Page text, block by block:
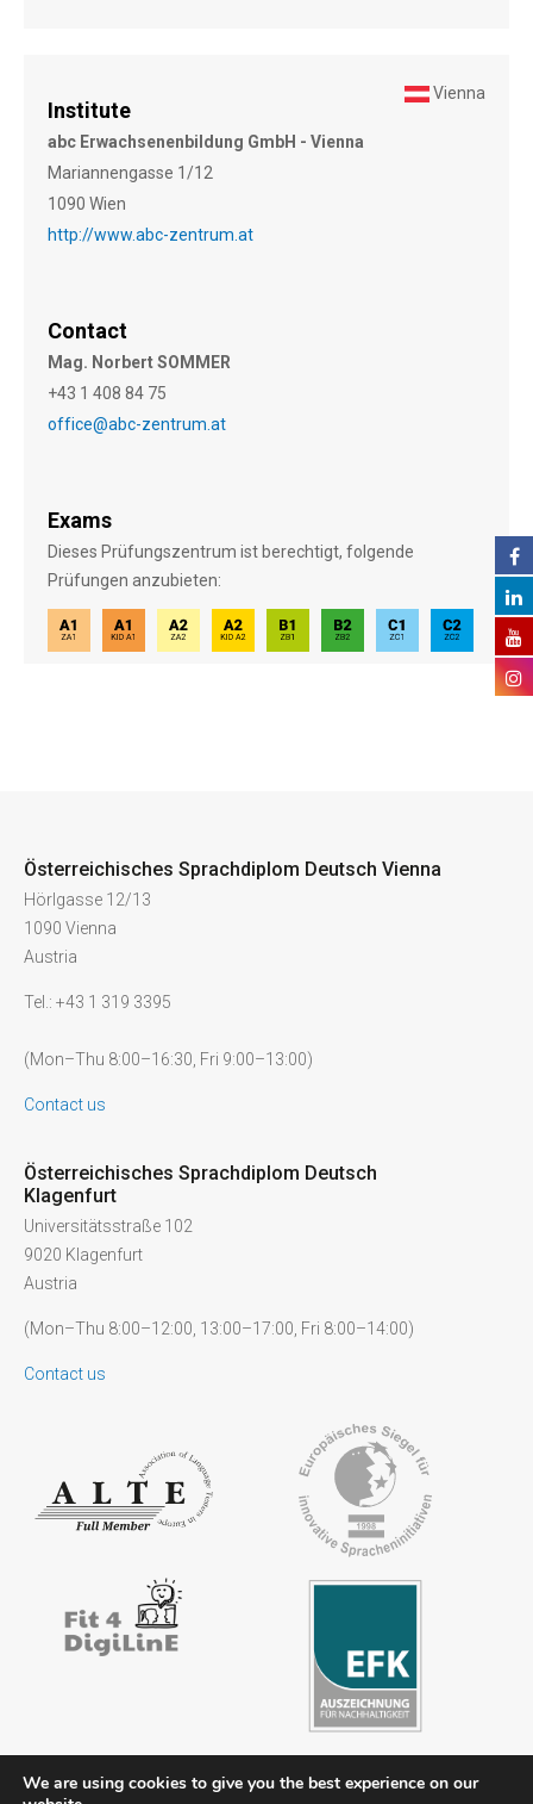
Vienna
Institute
abc Erwachsenenbildung GmbH - Vienna
Mariannengasse 1/12
1090 Wien
http://www.abc-zentrum.at
Contact
Mag. Norbert SOMMER
+43 1 408 84 75
office@abc-zentrum.at
Exams
Dieses Prüfungszentrum ist berechtigt, folgende
Prüfungen anzubieten:
Österreichisches Sprachdiplom Deutsch Vienna
Hörlgasse 12/13
1090 Vienna
Austria
Tel.: +43 1 319 3395
(Mon–Thu 8:00–16:30, Fri 9:00–13:00)
Contact us
Österreichisches Sprachdiplom Deutsch
Klagenfurt
Universitätsstraße 102
9020 Klagenfurt
Austria
(Mon–Thu 8:00–12:00, 13:00–17:00, Fri 8:00–14:00)
Contact us
We are using cookies to give you the best experience on our